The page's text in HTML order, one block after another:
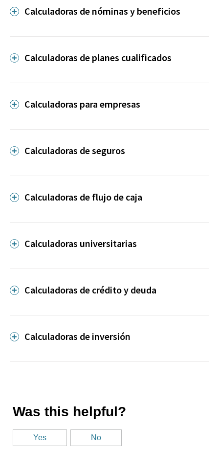
Calculadoras de nóminas y beneficios
Calculadoras de planes cualificados
Calculadoras para empresas
Calculadoras de seguros
Calculadoras de flujo de caja
Calculadoras universitarias
Calculadoras de crédito y deuda
Calculadoras de inversión